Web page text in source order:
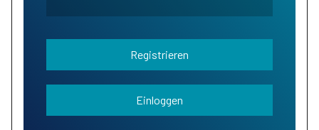
Registrieren
Einloggen